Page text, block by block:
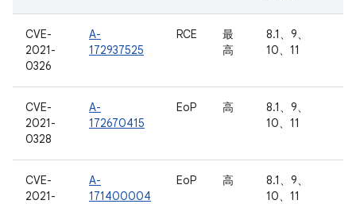
CVE-
2021-
0326
A-
172937525
RCE
最
高
8.1、9、
10、11
CVE-
2021-
0328
A-
172670415
EoP 高
8.1、9、
10、11
CVE-
2021-
A-
171400004
EoP 高
8.1、9、
10、11